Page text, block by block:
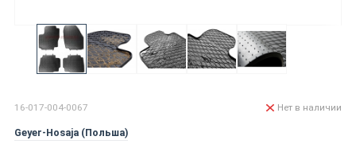
16-017-004-0067
Geyer-Hosaja (Польша)
Нет в наличии